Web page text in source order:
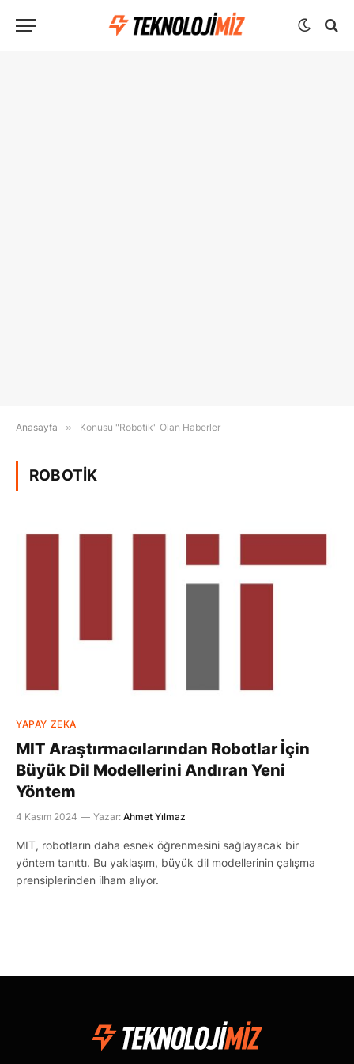
Anasayfa » Konusu "Robotik" Olan Haberler
ROBOTIK
YAPAY ZEKA
MIT Araştırmacılarından Robotlar İçin
Büyük Dil Modellerini Andıran Yeni
Yöntem
4 Kasım 2024 Yazar: Ahmet Yılmaz
MIT, robotların daha esnek öğrenmesini sağlayacak bir
yöntem tanıttı. Bu yaklaşım, büyük dil modellerinin çalışma
prensiplerinden ilham alıyor.